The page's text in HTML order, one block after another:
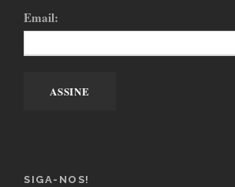
Email:
SIGA-NOS!